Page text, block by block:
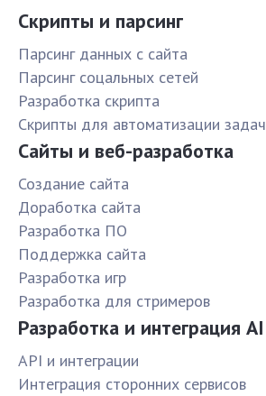
Скрипты и парсинг
Парсинг данных с сайта
Парсинг соцальных сетей
Разработка скрипта
Скрипты для автоматизации задач
Сайты и веб-разработка
Создание сайта
Доработка сайта
Разработка ПО
Поддержка сайта
Разработка игр
Разработка для стримеров
Разработка и интеграция AI
API и интеграции
Интеграция сторонних сервисов